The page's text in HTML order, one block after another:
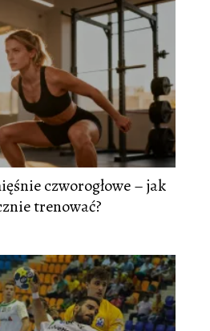
czworogłowe – jak
trenować?